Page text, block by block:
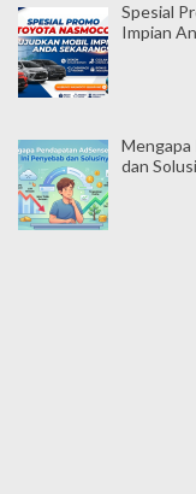
Spesial
Impian
Mengapa
dan